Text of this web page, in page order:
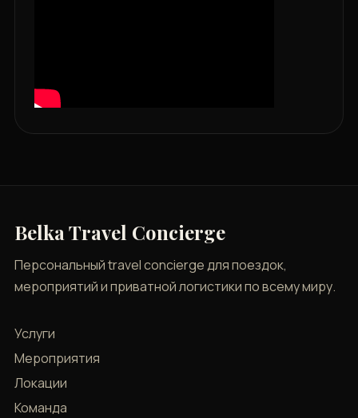
Belka Travel Concierge
Персональный travel concierge для поездок,
мероприятий и приватной логистики по всему миру.
Услуги
Мероприятия
Локации
Команда